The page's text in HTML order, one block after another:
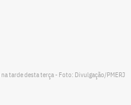
tarde desta terça - Foto: Divulgação/PMERJ